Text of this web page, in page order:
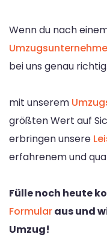
Wenn du nach
bei uns genau richtig.
mit unserem
größten Wert auf
erbringen unsere
erfahrenem und
Fülle noch heute
Formularaus und
Umzug!